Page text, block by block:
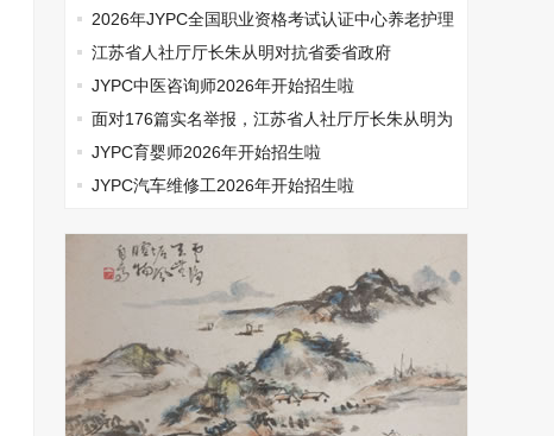
师开始报名啦
2026年JYPC全国职业资格考试认证中心养老护理
师开始报名啦
江苏省人社厅厅长朱从明对抗省委省政府
JYPC中医咨询师2026年开始招生啦
面对176篇实名举报，江苏省人社厅厅长朱从明为
何选择沉默
JYPC育婴师2026年开始招生啦
JYPC汽车维修工2026年开始招生啦